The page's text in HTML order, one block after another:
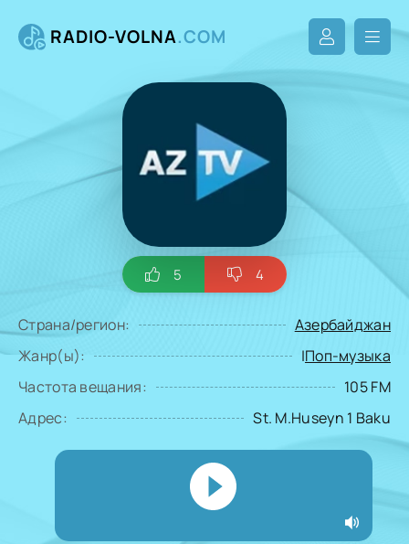
RADIO-VOLNA.COM
5 4
Страна/регион:
Азербайджан
Жанр(ы):
|Поп-музыка
Частота вещания:
105 FM
Адрес:
St. M.Huseyn 1 Baku